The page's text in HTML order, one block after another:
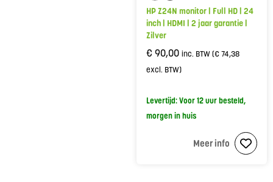
HP Z24N monitor | Full HD | 24
inch | HDMI | 2 jaar garantie |
Zilver
€ 90,00 inc. BTW (€74,38
excl. BTW)
Levertijd: Voor 12 uur besteld,
morgen in huis
Meer info